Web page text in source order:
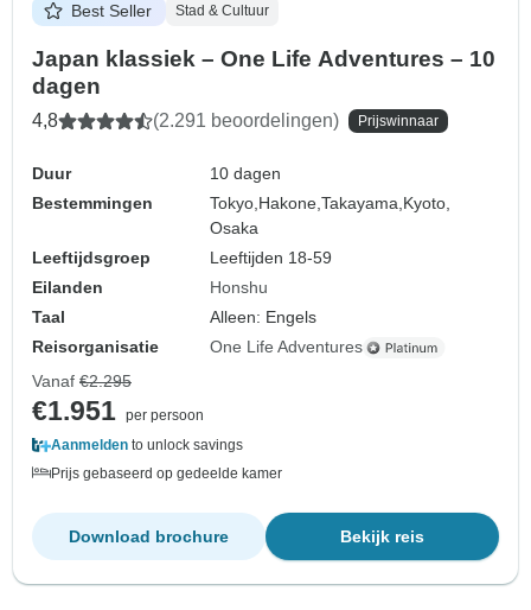
Best Seller Stad & Cultuur
Japan klassiek – One Life Adventures – 10
dagen
4,8 (2.291 beoordelingen) Prijswinnaar
Duur
10 dagen
Bestemmingen
Tokyo,Hakone,Takayama,Kyoto,
Osaka
Leeftijdsgroep
Leeftijden 18-59
Eilanden
Honshu
Taal
Alleen: Engels
Reisorganisatie
One Life Adventures
Vanaf €2.295
€1.951 per persoon
Aanmelden to unlock savings
Prijs gebaseerd op gedeelde kamer
Bekijk reis
Download brochure